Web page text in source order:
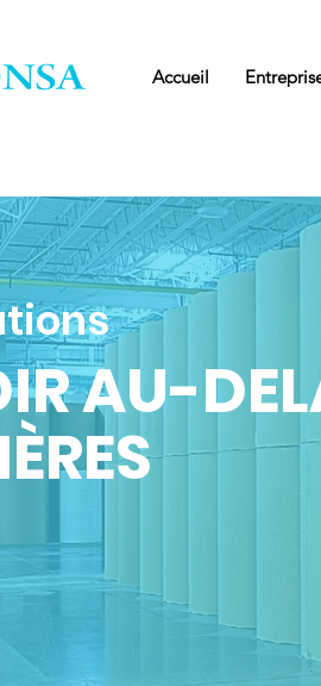
Accueil
AU-